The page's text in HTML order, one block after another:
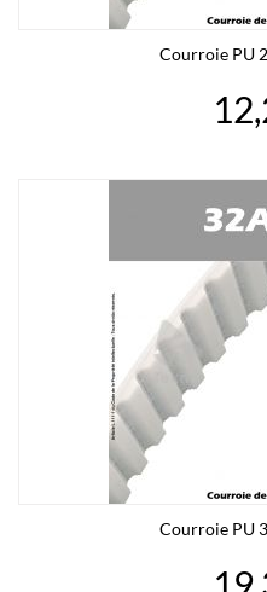
Courroie PU
Courroie PU